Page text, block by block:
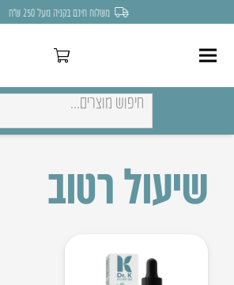
משלוח חינם בקניה מעל 250 ש״ח
שיעול רטוב